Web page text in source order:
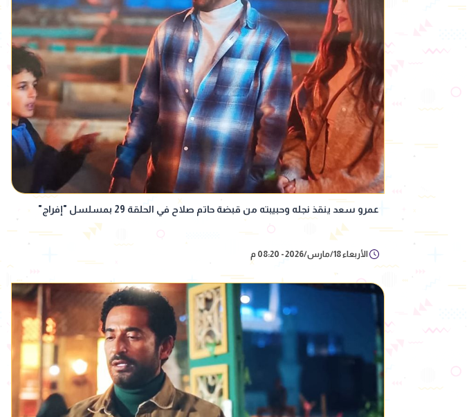
عمرو سعد ينقذ نجله وحبيبته من قبضة حاتم صلاح في الحلقة 29 بمسلسل "إفراج"
الأربعاء 18/مارس/2026 - 08:20 م